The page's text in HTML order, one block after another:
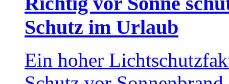
Schutz im Urlaub
Ein hoher